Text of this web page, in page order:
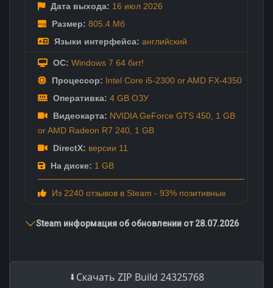
Дата выхода: 16 июл 2026
Размер: 805.4 Мб
Языки интерфейса: английский
ОС: Windows 7 64 бит!
Процессор: Intel Core i5-2300 or AMD FX-4350
Оперативка: 4 GB ОЗУ
Видеокарта: NVIDIA GeForce GTS 450, 1 GB
or AMD Radeon R7 240, 1 GB
DirectX: версии 11
На диске: 1 GB
Из 2240 отзывов в Steam - 93% позитивные
Steam информация об обновлении от 28.07.2026
Скачать ZIP Build 24325768